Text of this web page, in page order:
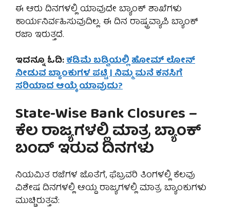
ಈ ಆರು ದಿನಗಳಲ್ಲಿ ಯಾವುದೇ ಬ್ಯಾಂಕ್ ಶಾಖೆಗಳು
ಕಾರ್ಯನಿರ್ವಹಿಸುವುದಿಲ್ಲ. ಈ ದಿನ ರಾಷ್ಟ್ರವ್ಯಾಪಿ ಬ್ಯಾಂಕ್
ರಜಾ ಇರುತ್ತದೆ.
ಇದನ್ನೂ ಓದಿ:ಕಡಿಮೆ ಬಡ್ಡಿಯಲ್ಲಿ ಹೋಮ್ ಲೋನ್
ನೀಡುವ ಬ್ಯಾಂಕುಗಳ ಪಟ್ಟಿ | ನಿಮ್ಮ ಮನೆ ಕನಸಿಗೆ
ಸರಿಯಾದ ಆಯ್ಕೆ ಯಾವುದು?
State-Wise Bank Closures –
ಕೆಲ ರಾಜ್ಯಗಳಲ್ಲಿ ಮಾತ್ರ ಬ್ಯಾಂಕ್
ಬಂದ್ ಇರುವ ದಿನಗಳು
ನಿಯಮಿತ ರಜೆಗಳ ಜೊತೆಗೆ, ಫೆಬ್ರವರಿ ತಿಂಗಳಲ್ಲಿ ಕೆಲವು
ವಿಶೇಷ ದಿನಗಳಲ್ಲಿ ಆಯ್ದ ರಾಜ್ಯಗಳಲ್ಲಿ ಮಾತ್ರ ಬ್ಯಾಂಕುಗಳು
ಮುಚ್ಚಿರುತ್ತವೆ: